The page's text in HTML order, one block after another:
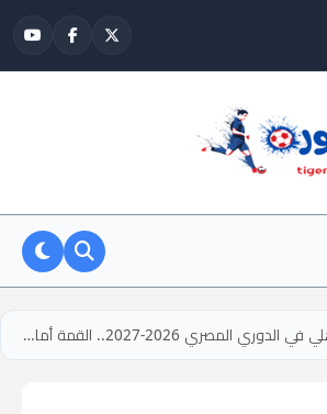
جدول مباريات الأهلي في الدوري المصري 2026-2027.. القمة أمام الزمالك بالجولة السادسة